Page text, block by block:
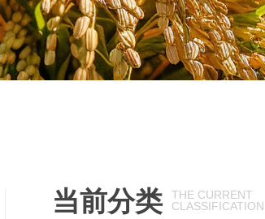
当前分类
THE CURRENT
CLASSIFICATION